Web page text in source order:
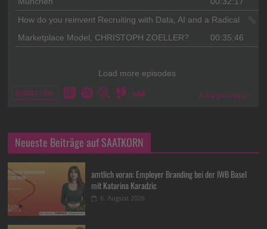
Neueste Beiträge auf SAATKORN
amtlich voran: Employer Branding bei der IWB Basel
mit Katarina Karadzic
6. August 2026